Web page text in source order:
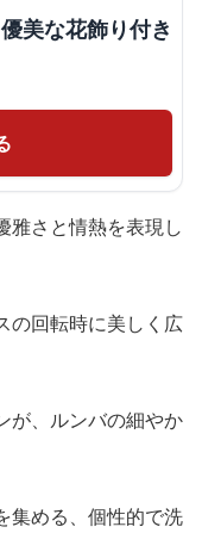
美な花飾り付き
雅さと情熱を表現し
の回転時に美しく広
が、ルンバの細やか
集める、個性的で洗